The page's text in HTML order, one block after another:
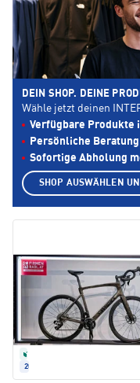
2025
DEIN SHOP. DEINE
Wähle jetzt deinen
Verfügbare Produkte
Persönliche
Sofortige Abholung